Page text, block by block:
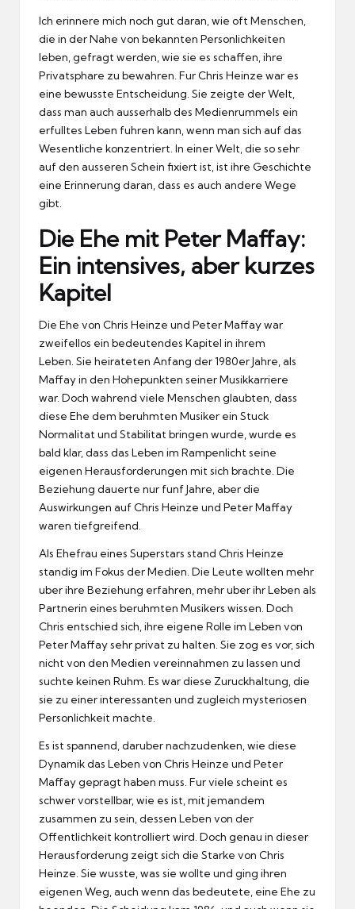
Ich erinnere mich noch gut daran, wie oft Menschen,
die in der Nahe von bekannten Personlichkeiten
leben, gefragt werden, wie sie es schaffen, ihre
Privatsphare zu bewahren. Fur Chris Heinze war es
eine bewusste Entscheidung. Sie zeigte der Welt,
dass man auch ausserhalb des Medienrummels ein
erfulltes Leben fuhren kann, wenn man sich auf das
Wesentliche konzentriert. In einer Welt, die so sehr
auf den ausseren Schein fixiert ist, ist ihre Geschichte
eine Erinnerung daran, dass es auch andere Wege
gibt.
Die Ehe mit Peter Maffay:
Ein intensives, aber kurzes
Kapitel
Die Ehe von Chris Heinze und Peter Maffay war
zweifellos ein bedeutendes Kapitel in ihrem
Leben. Sie heirateten Anfang der 1980er Jahre, als
Maffay in den Hohepunkten seiner Musikkarriere
war. Doch wahrend viele Menschen glaubten, dass
diese Ehe dem beruhmten Musiker ein Stuck
Normalitat und Stabilitat bringen wurde, wurde es
bald klar, dass das Leben im Rampenlicht seine
eigenen Herausforderungen mit sich brachte. Die
Beziehung dauerte nur funf Jahre, aber die
Auswirkungen auf Chris Heinze und Peter Maffay
waren tiefgreifend.
Als Ehefrau eines Superstars stand Chris Heinze
standig im Fokus der Medien. Die Leute wollten mehr
uber ihre Beziehung erfahren, mehr uber ihr Leben als
Partnerin eines beruhmten Musikers wissen. Doch
Chris entschied sich, ihre eigene Rolle im Leben von
Peter Maffay sehr privat zu halten. Sie zog es vor, sich
nicht von den Medien vereinnahmen zu lassen und
suchte keinen Ruhm. Es war diese Zuruckhaltung, die
sie zu einer interessanten und zugleich mysteriosen
Personlichkeit machte.
Es ist spannend, daruber nachzudenken, wie diese
Dynamik das Leben von Chris Heinze und Peter
Maffay gepragt haben muss. Fur viele scheint es
schwer vorstellbar, wie es ist, mit jemandem
zusammen zu sein, dessen Leben von der
Offentlichkeit kontrolliert wird. Doch genau in dieser
Herausforderung zeigt sich die Starke von Chris
Heinze. Sie wusste, was sie wollte und ging ihren
eigenen Weg, auch wenn das bedeutete, eine Ehe zu